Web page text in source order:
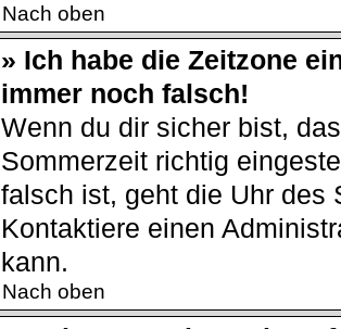
Nach oben
» Ich habe die Zeitzone
immer noch falsch!
Wenn du dir sicher bist,
Sommerzeit richtig
falsch ist, geht die Uhr des
Kontaktiere einen
kann.
Nach oben